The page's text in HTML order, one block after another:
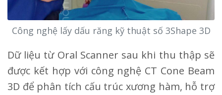
Công nghệ lấy dấu răng kỹ thuật số 3Shape 3D
Dữ liệu từ Oral Scanner sau khi thu thập sẽ
được kết hợp với công nghệ CT Cone Beam
3D để phân tích cấu trúc xương hàm, hỗ trợ